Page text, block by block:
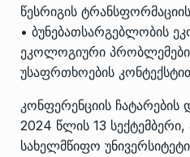
წესრიგის
• ბუნებათსარგებლობის
ეკოლოგიური
უსაფრთხოების
კონფერენციის
2024 წლის 13
სახელმწიფო უნივერსიტეტი